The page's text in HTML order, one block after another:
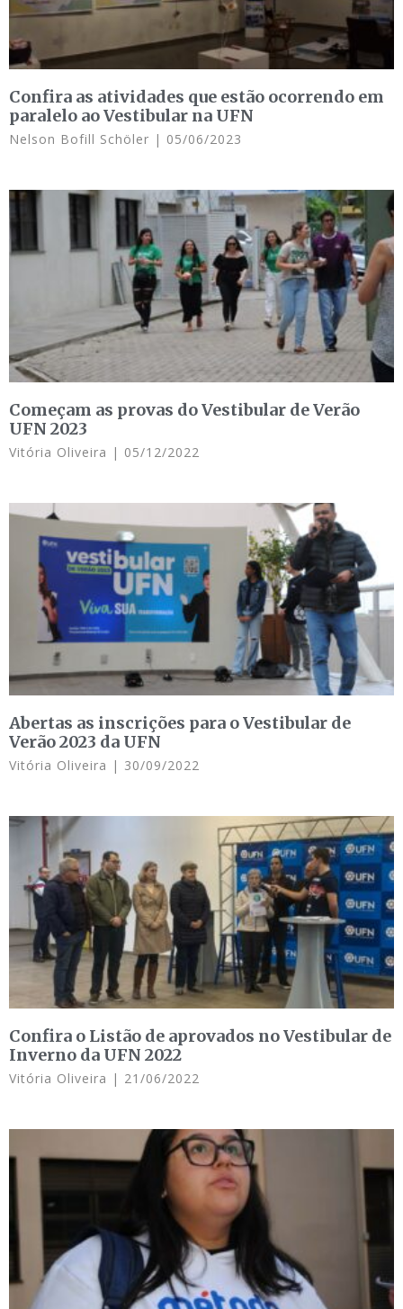
Confira as atividades que estão ocorrendo em
paralelo ao Vestibular na UFN
Nelson Bofill Schöler 05/06/2023
Começam as provas do Vestibular de Verão
UFN 2023
Vitória Oliveira 05/12/2022
Abertas as inscrições para o Vestibular de
Verão 2023 da UFN
Vitória Oliveira 30/09/2022
Confira o Listão de aprovados no Vestibular de
Inverno da UFN 2022
Vitória Oliveira 21/06/2022